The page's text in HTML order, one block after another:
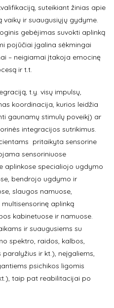
suteikiant žinias apie
ir suaugusiųjų gydyme.
gebėjimas suvokti aplinką
pojūčiai įgalina sėkmingai
– neigiamai įtakoja emocinę
ir t.t.
t.y. visų impulsų,
koordinacija, kurios leidžia
gaunamų stimulų poveikį) ar
integracijos sutrikimus.
pritaikyta sensorine
sensoriniuose
aplinkose specialiojo ugdymo
bendrojo ugdymo ir
slaugos namuose,
aplinką
kabinetuose ir namuose.
ir suaugusiems su
spektro, raidos, kalbos,
ir kt.), neįgaliems,
psichikos ligomis
taip pat reabilitacijai po